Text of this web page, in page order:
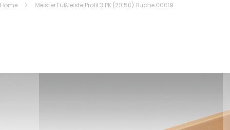
Home Meister Fußleiste Profil 3 PK (20|50) Buche 00019